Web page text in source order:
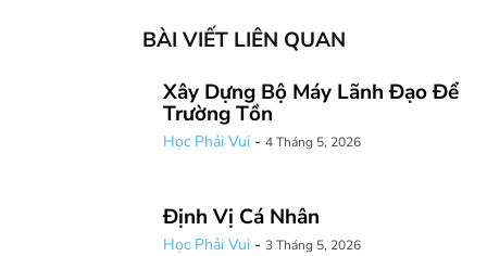
BÀI VIẾT LIÊN QUAN
Xây Dựng Bộ Máy Lãnh Đạo Để
Trường Tồn
Học Phải Vui - 4 Tháng 5, 2026
Định Vị Cá Nhân
Học Phải Vui - 3 Tháng 5, 2026